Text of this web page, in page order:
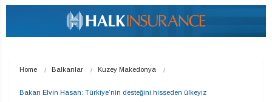
Home Balkanlar Kuzey Makedonya
Bakan Elvin Hasan: Türkiye’nin desteğini hisseden ülkeyiz